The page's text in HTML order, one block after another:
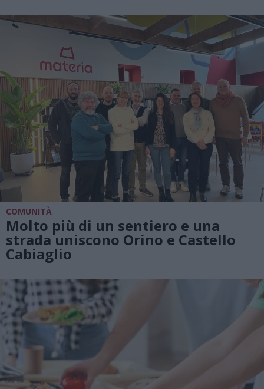
COMUNITÀ
Molto più di un sentiero e una
strada uniscono Orino e Castello
Cabiaglio